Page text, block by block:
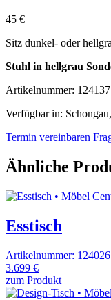
45 €
Sitz dunkel- oder
Stuhl in hellgrau
Artikelnummer:
Verfügbar in:
Termin vereinbaren
Ähnliche
Esstisch
Artikelnummer:
3.699 €
zum Produkt